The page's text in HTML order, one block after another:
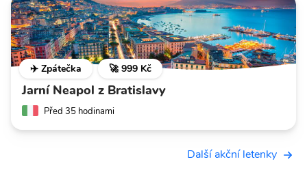
✈️ Zpátečka 🚀 999 Kč
Jarní Neapol z Bratislavy
Před 35 hodinami
Další akční letenky